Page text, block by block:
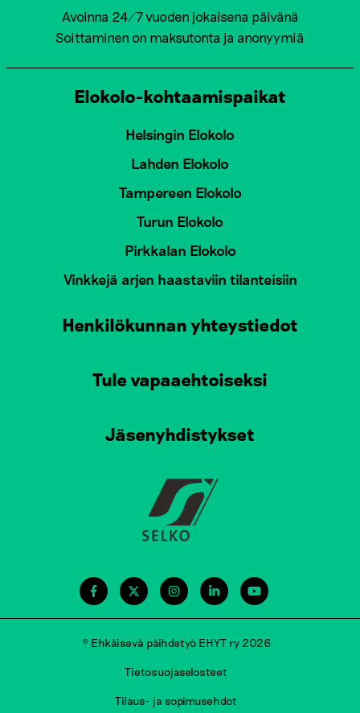
Avoinna 24/7 vuoden jokaisena päivänä
Soittaminen on maksutonta ja anonyymiä
Elokolo-kohtaamispaikat
Helsingin Elokolo
Lahden Elokolo
Tampereen Elokolo
Turun Elokolo
Pirkkalan Elokolo
Vinkkejä arjen haastaviin tilanteisiin
Henkilökunnan yhteystiedot
Tule vapaaehtoiseksi
Jäsenyhdistykset
© Ehkäisevä päihdetyö EHYT ry 2026
Tietosuojaselosteet
Tilaus- ja sopimusehdot